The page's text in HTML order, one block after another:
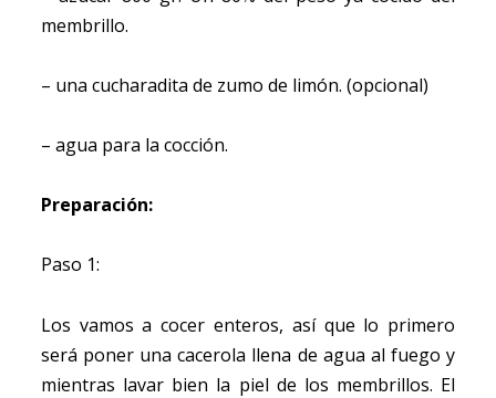
membrillo.
– una cucharadita de zumo de limón. (opcional)
– agua para la cocción.
Preparación:
Paso 1:
Los vamos a cocer enteros, así que lo primero
será poner una cacerola llena de agua al fuego y
mientras lavar bien la piel de los membrillos. El